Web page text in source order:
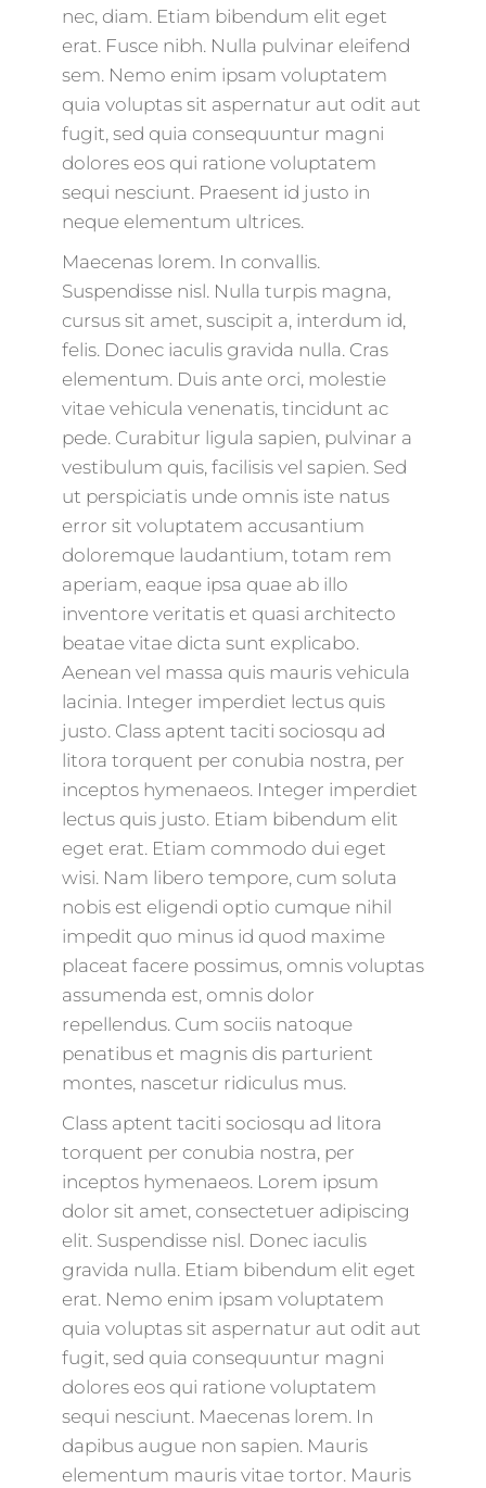
nec, diam. Etiam bibendum elit eget
erat. Fusce nibh. Nulla pulvinar eleifend
sem. Nemo enim ipsam voluptatem
quia voluptas sit aspernatur aut odit aut
fugit, sed quia consequuntur magni
dolores eos qui ratione voluptatem
sequi nesciunt. Praesent id justo in
neque elementum ultrices.
Maecenas lorem. In convallis.
Suspendisse nisl. Nulla turpis magna,
cursus sit amet, suscipit a, interdum id,
felis. Donec iaculis gravida nulla. Cras
elementum. Duis ante orci, molestie
vitae vehicula venenatis, tincidunt ac
pede. Curabitur ligula sapien, pulvinar a
vestibulum quis, facilisis vel sapien. Sed
ut perspiciatis unde omnis iste natus
error sit voluptatem accusantium
doloremque laudantium, totam rem
aperiam, eaque ipsa quae ab illo
inventore veritatis et quasi architecto
beatae vitae dicta sunt explicabo.
Aenean vel massa quis mauris vehicula
lacinia. Integer imperdiet lectus quis
justo. Class aptent taciti sociosqu ad
litora torquent per conubia nostra, per
inceptos hymenaeos. Integer imperdiet
lectus quis justo. Etiam bibendum elit
eget erat. Etiam commodo dui eget
wisi. Nam libero tempore, cum soluta
nobis est eligendi optio cumque nihil
impedit quo minus id quod maxime
placeat facere possimus, omnis voluptas
assumenda est, omnis dolor
repellendus. Cum sociis natoque
penatibus et magnis dis parturient
montes, nascetur ridiculus mus.
Class aptent taciti sociosqu ad litora
torquent per conubia nostra, per
inceptos hymenaeos. Lorem ipsum
dolor sit amet, consectetuer adipiscing
elit. Suspendisse nisl. Donec iaculis
gravida nulla. Etiam bibendum elit eget
erat. Nemo enim ipsam voluptatem
quia voluptas sit aspernatur aut odit aut
fugit, sed quia consequuntur magni
dolores eos qui ratione voluptatem
sequi nesciunt. Maecenas lorem. In
dapibus augue non sapien. Mauris
elementum mauris vitae tortor. Mauris